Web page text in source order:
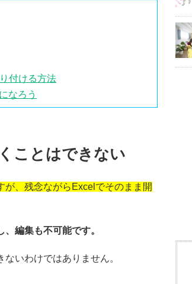
付ける方法
なろう
ことはできない
、残念ながらExcelでそのまま開
編集も不可能です。
いわけではありません。